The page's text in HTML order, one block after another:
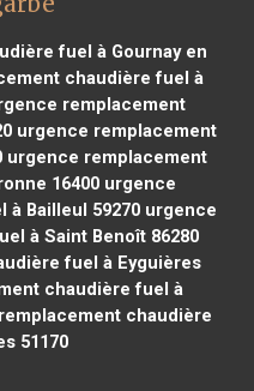
fuel à Gournay en
chaudière fuel à
remplacement
urgence remplacement
urgence remplacement
16400urgence
Bailleul 59270urgence
à Saint Benoît 86280
fuel à Eyguières
chaudière fuel à
chaudière
51170